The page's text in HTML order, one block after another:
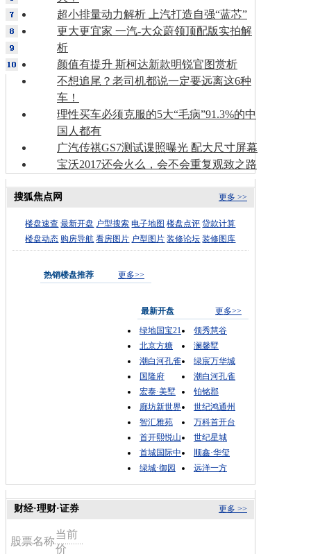
超小排量动力解析 上汽打造自强“蓝芯”
更大更宜家 一汽-大众蔚领顶配版实拍解
析
颜值有提升 斯柯达新款明锐官图赏析
不想追尾？老司机都说一定要远离这6种
车！
理性买车必须克服的5大“毛病”91.3%的中
国人都有
广汽传祺GS7测试谍照曝光 配大尺寸屏幕
宝沃2017还会火么，会不会重复观致之路
更多 >>
搜狐焦点网
楼盘速查 最新开盘 户型搜索 电子地图 楼盘点评 贷款计算
楼盘动态 购房导航 看房图片 户型图片 装修论坛 装修图库
热销楼盘推荐 更多>>
最新开盘
更多>>
绿地国宝21
领秀慧谷
北京方糖
澜馨墅
潮白河孔雀
绿宸万华城
国隆府
潮白河孔雀
宏泰·美墅
铂铭郡
廊坊新世界
世纪鸿通州
智汇雅苑
万科首开台
首开熙悦山
世纪星城
首城国际中
顺鑫·华玺
绿城·御园
远洋一方
更多 >>
财经·理财·证券
股票名称
当前
价